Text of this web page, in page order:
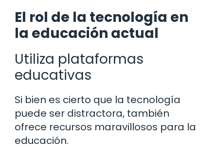
El rol de la tecnología en
la educación actual
Utiliza plataformas
educativas
Si bien es cierto que la tecnología
puede ser distractora, también
ofrece recursos maravillosos para la
educación.